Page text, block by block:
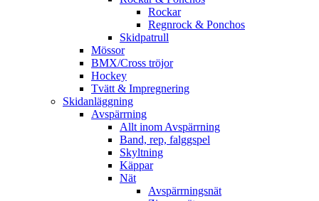
Rockar
Regnrock & Ponchos
Skidpatrull
Mössor
BMX/Cross tröjor
Hockey
Tvätt & Impregnering
Skidanläggning
Avspärrning
Allt inom Avspärrning
Band, rep, falggspel
Skyltning
Käppar
Nät
Avspärrningsnät